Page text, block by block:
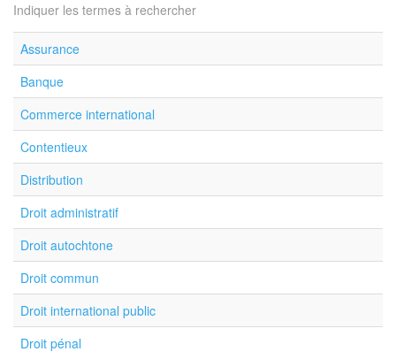
Indiquer les termes à rechercher
Assurance
Banque
Commerce international
Contentieux
Distribution
Droit administratif
Droit autochtone
Droit commun
Droit international public
Droit pénal